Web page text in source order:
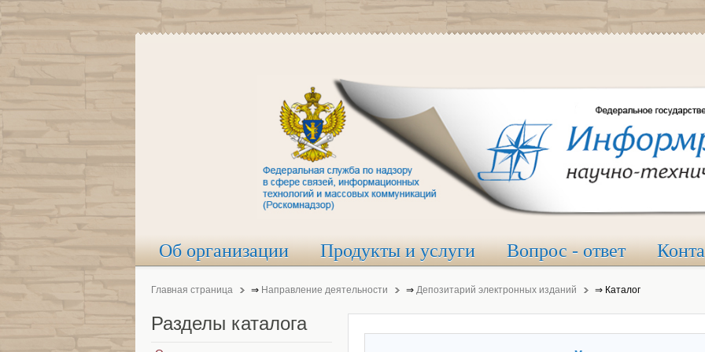
Об организации Продукты и услуги Вопрос - ответ
Главная страница ⇒ Направление деятельности ⇒ Депозитарий электронных изданий ⇒ Каталог
Разделы каталога